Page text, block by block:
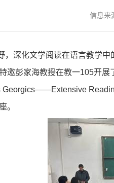
信息来
，深化文学阅读在语言教学
邀彭家海教授在教一105开展
Georgics——Extensive
。